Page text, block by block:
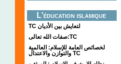
L'éducation islamique
TC لتعايش بين الأديان
صفات الله تعالى:TC
لخصائص العامة للإسلام: العالمية
والتوازن والاعتدال TC